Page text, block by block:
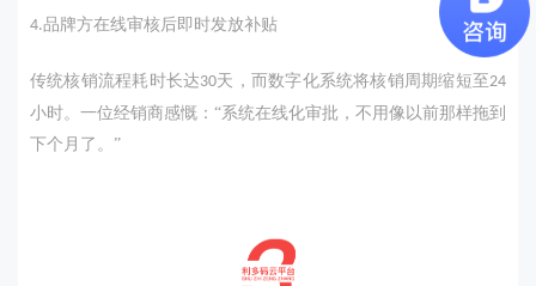
4.品牌方在线审核后即时发放补贴
传统核销流程耗时长达30天，而数字化系统将核销周期缩短至24
小时。一位经销商感慨：“系统在线化审批，不用像以前那样拖到
下个月了。”